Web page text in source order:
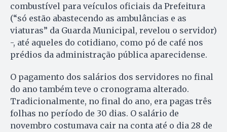
combustível para veículos oficiais da Prefeitura
(“só estão abastecendo as ambulâncias e as
viaturas” da Guarda Municipal, revelou o servidor)
-, até aqueles do cotidiano, como pó de café nos
prédios da administração pública aparecidense.
O pagamento dos salários dos servidores no final
do ano também teve o cronograma alterado.
Tradicionalmente, no final do ano, era pagas três
folhas no período de 30 dias. O salário de
novembro costumava cair na conta até o dia 28 de